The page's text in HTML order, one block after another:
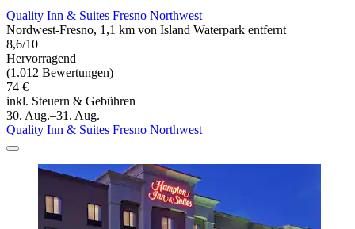
Quality Inn & Suites Fresno Northwest
Nordwest-Fresno, 1,1 km von Island Waterpark entfernt
8,6/10
Hervorragend
(1.012 Bewertungen)
74 €
inkl. Steuern & Gebühren
30. Aug.–31. Aug.
Quality Inn & Suites Fresno Northwest